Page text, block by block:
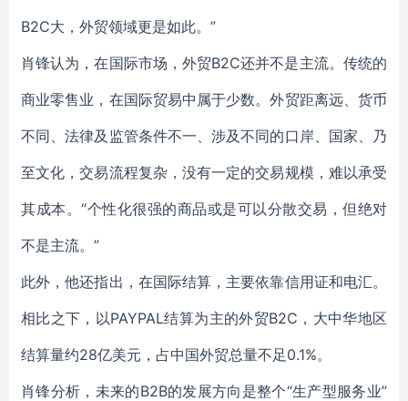
B2C大，外贸领域更是如此。”
肖锋认为，在国际市场，外贸B2C还并不是主流。传统的
商业零售业，在国际贸易中属于少数。外贸距离远、货币
不同、法律及监管条件不一、涉及不同的口岸、国家、乃
至文化，交易流程复杂，没有一定的交易规模，难以承受
其成本。“个性化很强的商品或是可以分散交易，但绝对
不是主流。”
此外，他还指出，在国际结算，主要依靠信用证和电汇。
相比之下，以PAYPAL结算为主的外贸B2C，大中华地区
结算量约28亿美元，占中国外贸总量不足0.1%。
肖锋分析，未来的B2B的发展方向是整个“生产型服务业”